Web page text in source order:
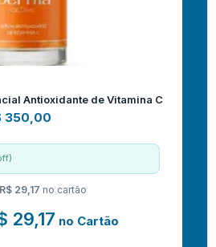
Antioxidante de Vitamina C
350,00
R$ 29,17 no cartão
29,17 no Cartão